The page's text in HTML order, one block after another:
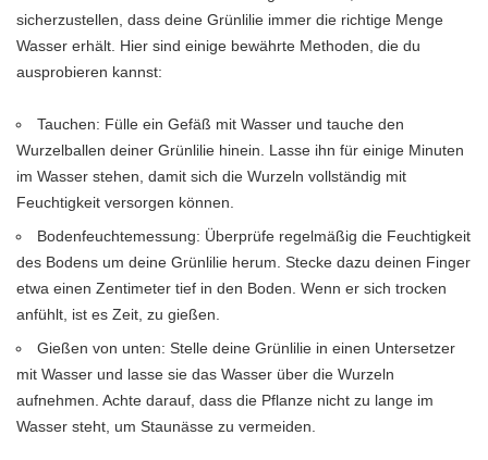
sicherzustellen, dass deine Grünlilie immer die richtige Menge
Wasser erhält. Hier sind einige bewährte Methoden, die du
ausprobieren kannst:
Tauchen: Fülle ein Gefäß mit Wasser und tauche den
Wurzelballen deiner Grünlilie hinein. Lasse ihn für einige Minuten
im Wasser stehen, damit sich die Wurzeln vollständig mit
Feuchtigkeit versorgen können.
Bodenfeuchtemessung: Überprüfe regelmäßig die Feuchtigkeit
des Bodens um deine Grünlilie herum. Stecke dazu deinen Finger
etwa einen Zentimeter tief in den Boden. Wenn er sich trocken
anfühlt, ist es Zeit, zu gießen.
Gießen von unten: Stelle deine Grünlilie in einen Untersetzer
mit Wasser und lasse sie das Wasser über die Wurzeln
aufnehmen. Achte darauf, dass die Pflanze nicht zu lange im
Wasser steht, um Staunässe zu vermeiden.